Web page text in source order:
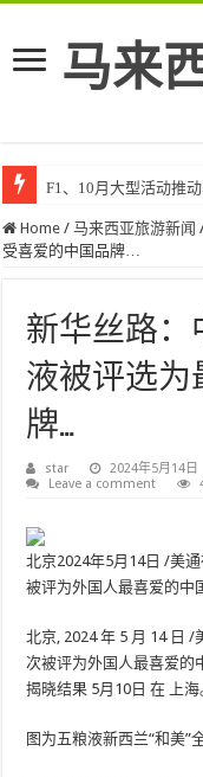
马来
F1、10月大型活动推
Home / 马来西亚旅游新闻
受喜爱的中国品牌…
新华丝路：
液被评选为
牌…
star 2024年5月14日
Leave a comment
北京2024年5月14日 /美
被评为外国人最喜爱的
北京, 2024 年 5 月 14 日 /
次被评为外国人最喜爱的
揭晓结果 5月10日 在 上海
图为五粮液新西兰“和美”